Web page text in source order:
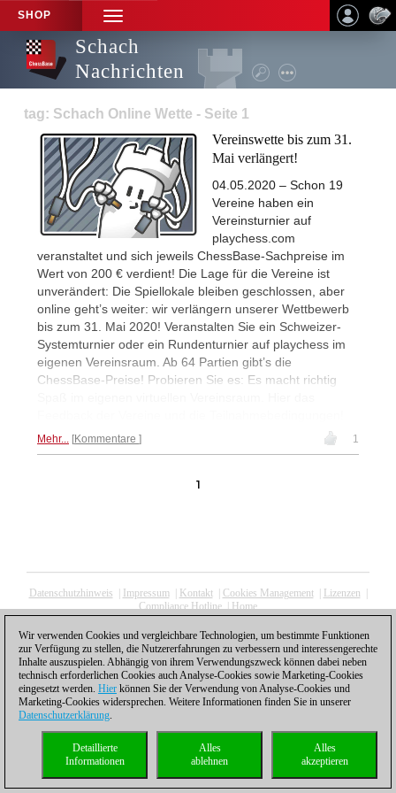
SHOP
TOGGLE
NAVIGATION
Schach
Nachrichten
tag: Schach Online Wette - Seite 1
Vereinswette bis zum 31.
Mai verlängert!
04.05.2020 – Schon 19
Vereine haben ein
Vereinsturnier auf
playchess.com
veranstaltet und sich jeweils ChessBase-Sachpreise im
Wert von 200 € verdient! Die Lage für die Vereine ist
unverändert: Die Spiellokale bleiben geschlossen, aber
online geht’s weiter: wir verlängern unserer Wettbewerb
bis zum 31. Mai 2020! Veranstalten Sie ein Schweizer-
Systemturnier oder ein Rundenturnier auf playchess im
eigenen Vereinsraum. Ab 64 Partien gibt’s die
ChessBase-Preise! Probieren Sie es: Es macht richtig
Mehr... Kommentare 1
1
Datenschutzhinweis Impressum| Kontakt| Cookies Management| Lizenzen
Compliance Hotline|Home
© 2017 ChessBase GmbH | Osterbekstraße 90a | 22083 Hamburg | Deutschland
coldest news
Wir verwenden Cookies und vergleichbare Technologien, um bestimmte Funktionen
zur Verfügung zu stellen, die Nutzererfahrungen zu verbessern und interessengerechte
Inhalte auszuspielen. Abhängig von ihrem Verwendungszweck können dabei neben
technisch erforderlichen Cookies auch Analyse-Cookies sowie Marketing-Cookies
eingesetzt werden. Hier können Sie der Verwendung von Analyse-Cookies und
Marketing-Cookies widersprechen. Weitere Informationen finden Sie in unserer
Datenschutzerklärung.
Alles
akzeptieren
Alles
ablehnen
Detaillierte
Informationen